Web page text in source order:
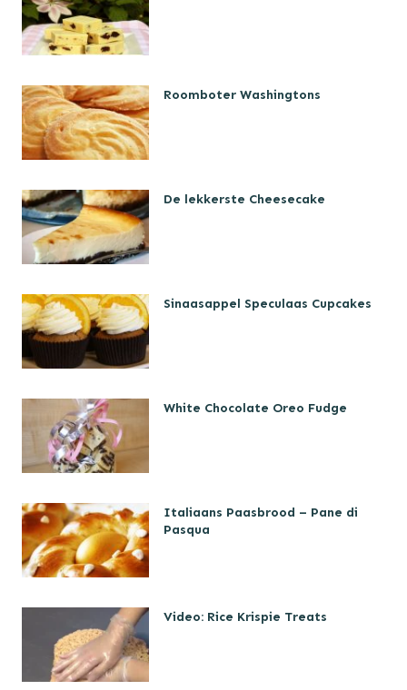
Roomboter Washingtons
De lekkerste Cheesecake
Sinaasappel Speculaas Cupcakes
White Chocolate Oreo Fudge
Italiaans Paasbrood – Pane di
Pasqua
Video: Rice Krispie Treats